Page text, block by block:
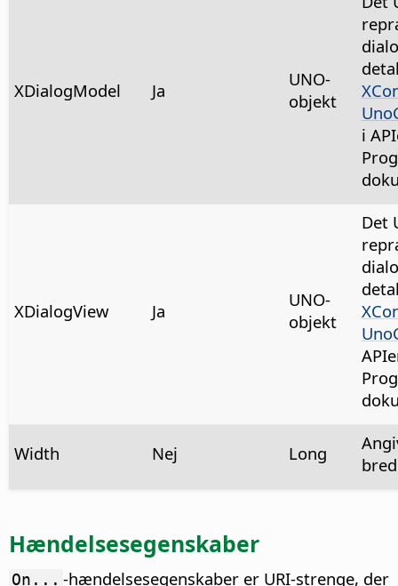
XDialogModel Ja
UNO-
objekt
i
XDialogView Ja
UNO-
objekt
Det
Width Nej Long
Hændelsesegenskaber
On... -hændelsesegenskaber er URI-strenge, der